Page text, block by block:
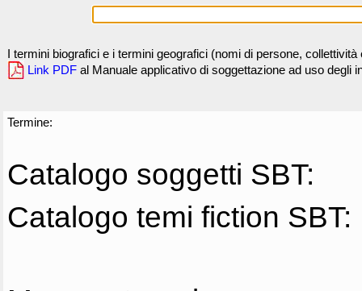
I termini biografici e i termini geografici (nomi di persone,
Link PDF al Manuale applicativo di soggettazione ad uso degli
Termine:
Catalogo soggetti SBT:
Catalogo temi fiction SBT: